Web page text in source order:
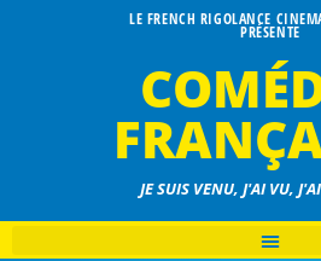
LE FRENCH RIGOLANCE
PRÉSENTE
JE SUIS VENU, J'AI VU,